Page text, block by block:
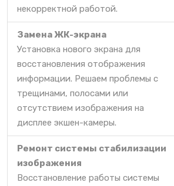
некорректной работой.
Замена ЖК-экрана
Установка нового экрана для
восстановления отображения
информации. Решаем проблемы с
трещинами, полосами или
отсутствием изображения на
дисплее экшен-камеры.
Ремонт системы стабилизации
изображения
Восстановление работы системы